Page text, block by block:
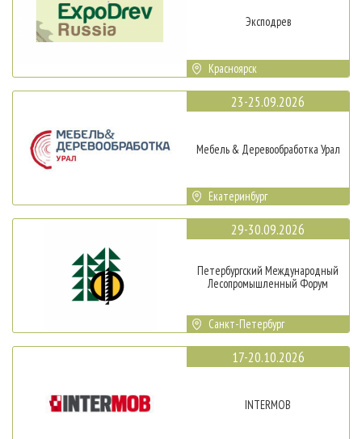
Эксподрев
Красноярск
23-25.09.2026
Мебель & Деревообработка Урал
Екатеринбург
29-30.09.2026
Петербургский Международный
Лесопромышленный Форум
Санкт-Петербург
17-20.10.2026
INTERMOB